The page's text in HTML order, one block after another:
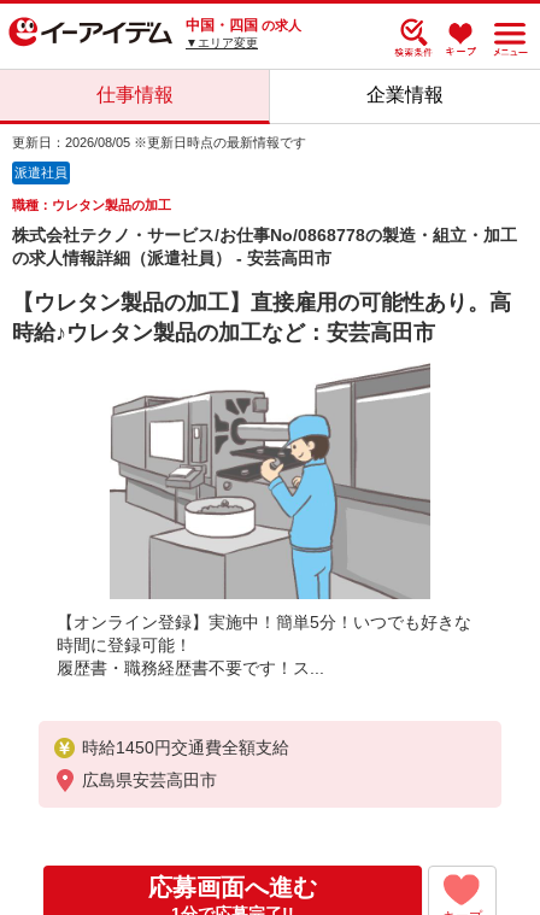
中国・四国 の求人
▼エリア変更
仕事情報 企業情報
更新日：2026/08/05 ※更新日時点の最新情報です
派遣社員
職種：ウレタン製品の加工
株式会社テクノ・サービス/お仕事No/0868778の製造・組立・加工
の求人情報詳細（派遣社員） - 安芸高田市
【ウレタン製品の加工】直接雇用の可能性あり。高
時給♪ウレタン製品の加工など：安芸高田市
【オンライン登録】実施中！簡単5分！いつでも好きな
時間に登録可能！
履歴書・職務経歴書不要です！ス...
時給1450円交通費全額支給
広島県安芸高田市
応募画面へ進む